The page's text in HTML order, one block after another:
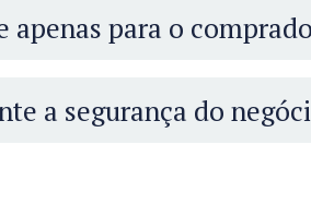
para o
a segurança do